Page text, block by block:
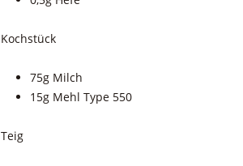
Kochstück
75g Milch
15g Mehl Type 550
Teig